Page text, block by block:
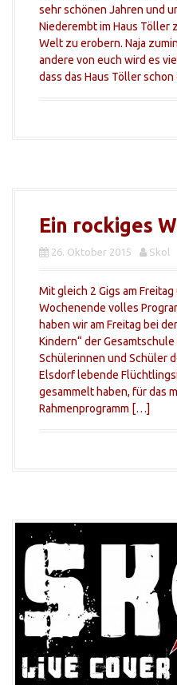
sehr schönen Jahren und
Niederembt im Haus Töller
Welt zu erobern. Naja
andere von euch wird es
dass das Haus Töller
Ein rockiges
26. Oktober 2015 Skol
Mit gleich 2 Gigs am
Wochenende volles
haben wir am Freitag bei
Kindern“ der
Schülerinnen und Schüler
Elsdorf lebende
gesammelt haben, für das
Rahmenprogramm […]